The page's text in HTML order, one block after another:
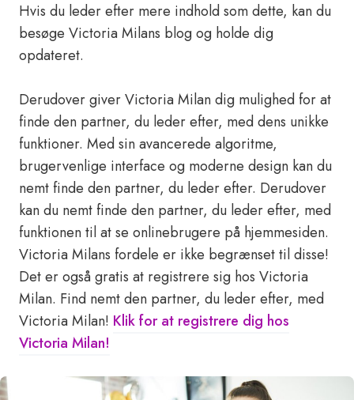
Hvis du leder efter mere indhold som dette, kan du
besøge Victoria Milans blog og holde dig
opdateret.
Derudover giver Victoria Milan dig mulighed for at
finde den partner, du leder efter, med dens unikke
funktioner. Med sin avancerede algoritme,
brugervenlige interface og moderne design kan du
nemt finde den partner, du leder efter. Derudover
kan du nemt finde den partner, du leder efter, med
funktionen til at se onlinebrugere på hjemmesiden.
Victoria Milans fordele er ikke begrænset til disse!
Det er også gratis at registrere sig hos Victoria
Milan. Find nemt den partner, du leder efter, med
Victoria Milan! Klik for at registrere dig hos
Victoria Milan!